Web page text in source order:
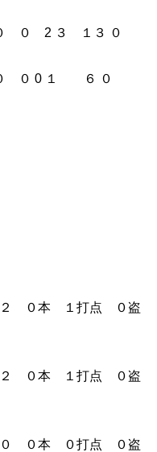
2 ３ １３ ０
０ 0 １ ６ ０
本 １打点 ０盗
本 １打点 ０盗
本 ０打点 ０盗